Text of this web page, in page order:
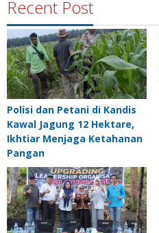
Recent Post
Polisi dan Petani di Kandis
Kawal Jagung 12 Hektare,
Ikhtiar Menjaga Ketahanan
Pangan